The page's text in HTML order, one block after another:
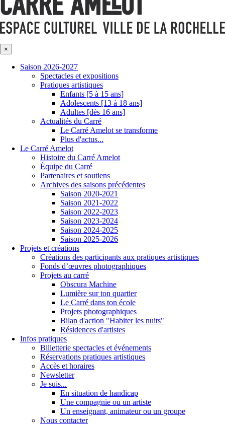
×
Saison 2026-2027
Spectacles et expositions
Pratiques artistiques
Enfants [5 à 15 ans]
Adolescents [13 à 18 ans]
Adultes [dès 16 ans]
Actualités du Carré
Le Carré Amelot se transforme
Plus d'actus...
Le Carré Amelot
Histoire du Carré Amelot
Équipe du Carré
Partenaires et soutiens
Archives des saisons précédentes
Saison 2020-2021
Saison 2021-2022
Saison 2022-2023
Saison 2023-2024
Saison 2024-2025
Saison 2025-2026
Projets et créations
Créations des participants aux pratiques artistiques
Fonds d’œuvres photographiques
Projets au carré
Obscura Machine
Lumière sur ton quartier
Le Carré dans ton école
Projets photographiques
Bilan d'action "Habiter les nuits"
Résidences d'artistes
Infos pratiques
Billetterie spectacles et événements
Réservations pratiques artistiques
Accès et horaires
Newsletter
Je suis...
En situation de handicap
Une compagnie ou un artiste
Un enseignant, animateur ou un groupe
Nous contacter